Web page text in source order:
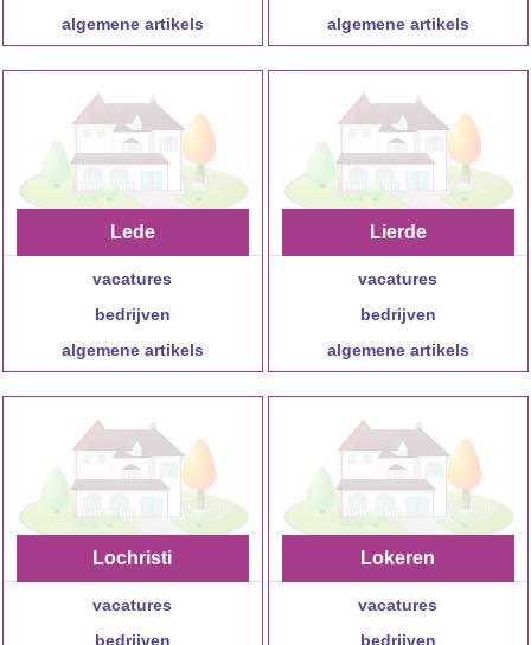
algemene artikels
algemene artikels
Lede
vacatures
bedrijven
algemene artikels
Lierde
vacatures
bedrijven
algemene artikels
Lochristi
vacatures
bedrijven
Lokeren
vacatures
bedrijven